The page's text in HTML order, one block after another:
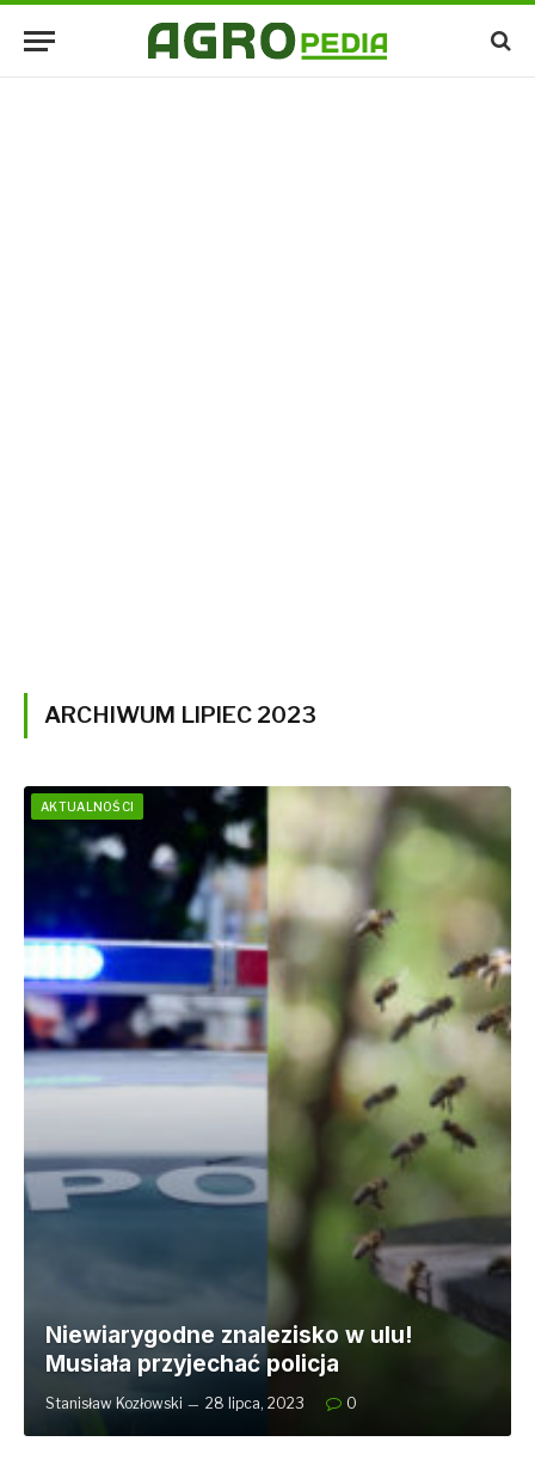
ARCHIWUM LIPIEC 2023
AKTUALNOŚCI
Niewiarygodne znalezisko w ulu!
Musiała przyjechać policja
Stanisław Kozłowski 28 lipca, 2023 0